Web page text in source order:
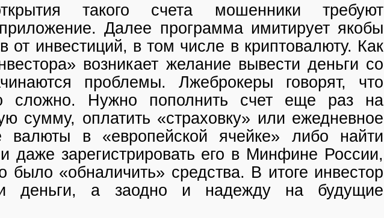
такого счета мошенники требуют
Далее программа имитирует якобы
от инвестиций, в том числе в криптовалюту. Как
возникает желание вывести деньги со
проблемы. Лжеброкеры говорят, что
сложно. Нужно пополнить счет еще раз на
сумму, оплатить «страховку» или ежедневное
валюты в «европейской ячейке» либо найти
даже зарегистрировать его в Минфине России,
было «обналичить» средства. В итоге инвестор
деньги, а заодно и надежду на будущие